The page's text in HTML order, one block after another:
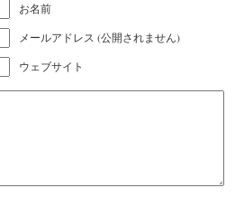
お名前
メールアドレス (公開されません)
ウェブサイト